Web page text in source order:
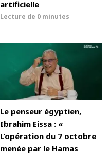
artificielle
Lecture de 0 minutes
Le penseur égyptien,
Ibrahim Eissa : «
L’opération du 7 octobre
menée par le Hamas